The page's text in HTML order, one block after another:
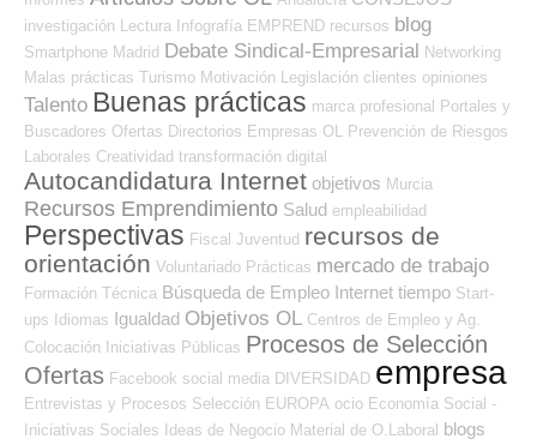
investigación Lectura Infografía EMPREND recursos blog
Smartphone Madrid Debate Sindical-Empresarial Networking
Malas prácticas Turismo Motivación Legislación clientes opiniones
Talento Buenas prácticas marca profesional Portales y
Buscadores Ofertas Directorios Empresas OL Prevención de Riesgos
Laborales Creatividad transformación digital
Autocandidatura Internet objetivos Murcia
Recursos Emprendimiento Salud empleabilidad
Perspectivas Fiscal Juventud recursos de
orientación Voluntariado Prácticas mercado de trabajo
Formación Técnica Búsqueda de Empleo Internet tiempo Start-
ups
Idiomas Igualdad Objetivos OL Centros de Empleo y Ag.
Colocación
Iniciativas Públicas Procesos de Selección
Ofertas Facebook social media DIVERSIDAD empresa
Entrevistas y Procesos Selección EUROPA ocio Economía Social -
Iniciativas Sociales
Ideas de Negocio Material de O.Laboral blogs